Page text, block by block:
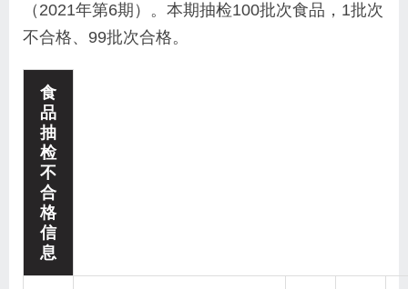
（2021年第6期）。本期抽检100批次食品，1批次
不合格、99批次合格。
食
品
抽
检
不
合
格
信
息